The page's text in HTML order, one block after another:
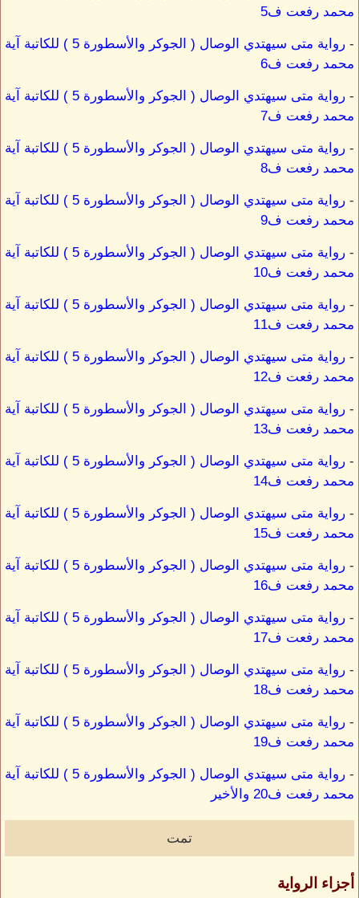
محمد رفعت ف5
-
رواية متى سيهتدي الوصال ( الجوكر والأسطورة 5 ) للكاتبة آية
محمد رفعت ف6
-
رواية متى سيهتدي الوصال ( الجوكر والأسطورة 5 ) للكاتبة آية
محمد رفعت ف7
-
رواية متى سيهتدي الوصال ( الجوكر والأسطورة 5 ) للكاتبة آية
محمد رفعت ف8
-
رواية متى سيهتدي الوصال ( الجوكر والأسطورة 5 ) للكاتبة آية
محمد رفعت ف9
-
رواية متى سيهتدي الوصال ( الجوكر والأسطورة 5 ) للكاتبة آية
محمد رفعت ف10
-
رواية متى سيهتدي الوصال ( الجوكر والأسطورة 5 ) للكاتبة آية
محمد رفعت ف11
-
رواية متى سيهتدي الوصال ( الجوكر والأسطورة 5 ) للكاتبة آية
محمد رفعت ف12
-
رواية متى سيهتدي الوصال ( الجوكر والأسطورة 5 ) للكاتبة آية
محمد رفعت ف13
-
رواية متى سيهتدي الوصال ( الجوكر والأسطورة 5 ) للكاتبة آية
محمد رفعت ف14
-
رواية متى سيهتدي الوصال ( الجوكر والأسطورة 5 ) للكاتبة آية
محمد رفعت ف15
-
رواية متى سيهتدي الوصال ( الجوكر والأسطورة 5 ) للكاتبة آية
محمد رفعت ف16
-
رواية متى سيهتدي الوصال ( الجوكر والأسطورة 5 ) للكاتبة آية
محمد رفعت ف17
-
رواية متى سيهتدي الوصال ( الجوكر والأسطورة 5 ) للكاتبة آية
محمد رفعت ف18
-
رواية متى سيهتدي الوصال ( الجوكر والأسطورة 5 ) للكاتبة آية
محمد رفعت ف19
-
رواية متى سيهتدي الوصال ( الجوكر والأسطورة 5 ) للكاتبة آية
محمد رفعت ف20 والأخير
تمت
أجزاء الرواية